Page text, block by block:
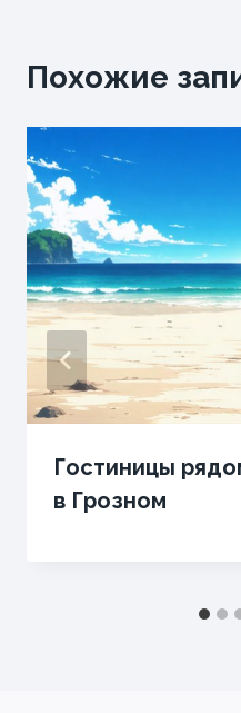
Похожие
Гостиницы
в Грозном